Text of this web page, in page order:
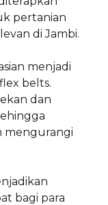
pertanian
di Jambi.
menjadi
belts.
dan
mengurangi
bagi para